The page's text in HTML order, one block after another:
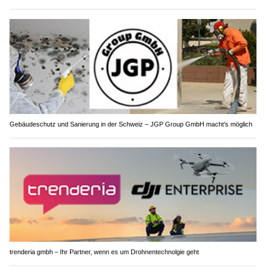
Gebäudeschutz und Sanierung in der Schweiz – JGP Group GmbH macht’s möglich
trenderia gmbh – Ihr Partner, wenn es um Drohnentechnolgie geht